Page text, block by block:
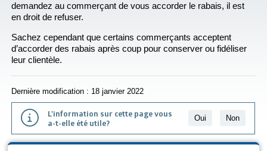
demandez au commerçant de vous accorder le rabais, il est
en droit de refuser.
Sachez cependant que certains commerçants acceptent
d’accorder des rabais après coup pour conserver ou fidéliser
leur clientèle.
Dernière modification : 18 janvier 2022
L'information sur cette page vous
a-t-elle été utile?
Oui Non